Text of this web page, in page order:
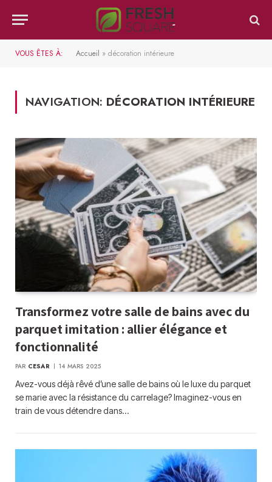
VOUS ÊTES À: Accueil » décoration intérieure
NAVIGATION: DÉCORATION INTÉRIEURE
Transformez votre salle de bains avec du
parquet imitation : allier élégance et
fonctionnalité
PAR CESAR 14 MARS 2025
Avez-vous déjà rêvé d’une salle de bains où le luxe du parquet
se marie avec la résistance du carrelage? Imaginez-vous en
train de vous détendre dans…